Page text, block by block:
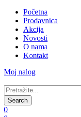
Početna
Prodavnica
Akcija
Novosti
O nama
Kontakt
Moj nalog
Search
0